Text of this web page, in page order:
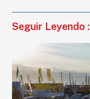
Seguir Leyendo :